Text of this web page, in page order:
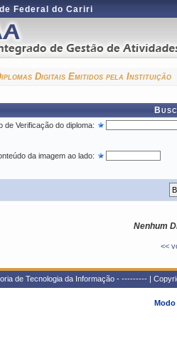
Federal do Cariri
Digitais Emitidos pela Instituição
de Verificação do diploma:
da imagem ao lado:
Nenhum
<<
de Tecnologia da Informação - --------- |
Modo